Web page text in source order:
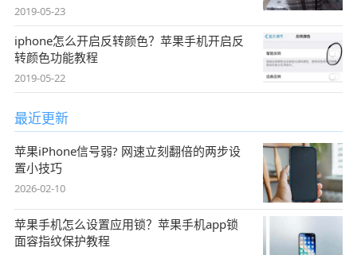
2019-05-23
iphone怎么开启反转颜色？苹果手机开启反
转颜色功能教程
2019-05-22
最近更新
苹果iPhone信号弱? 网速立刻翻倍的两步设
置小技巧
2026-02-10
苹果手机怎么设置应用锁？苹果手机app锁
面容指纹保护教程